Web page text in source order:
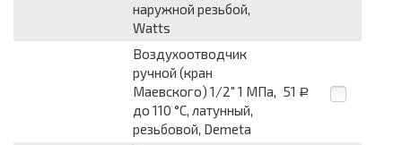
наружной резьбой,
Watts
Воздухоотводчик
ручной (кран
Маевского) 1/2" 1 МПа,
до 110 °C, латунный,
резьбовой, Demeta
51 Р